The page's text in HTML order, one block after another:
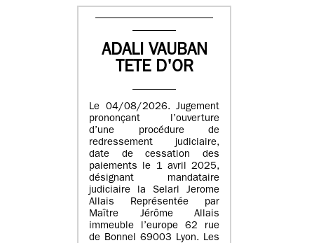
ADALI VAUBAN
TETE D'OR
Le 04/08/2026. Jugement
prononçant l’ouverture
d’une procédure de
redressement judiciaire,
date de cessation des
paiements le 1 avril 2025,
désignant mandataire
judiciaire la Selarl Jerome
Allais Représentée par
Maître Jérôme Allais
immeuble l’europe 62 rue
de Bonnel 69003 Lyon. Les